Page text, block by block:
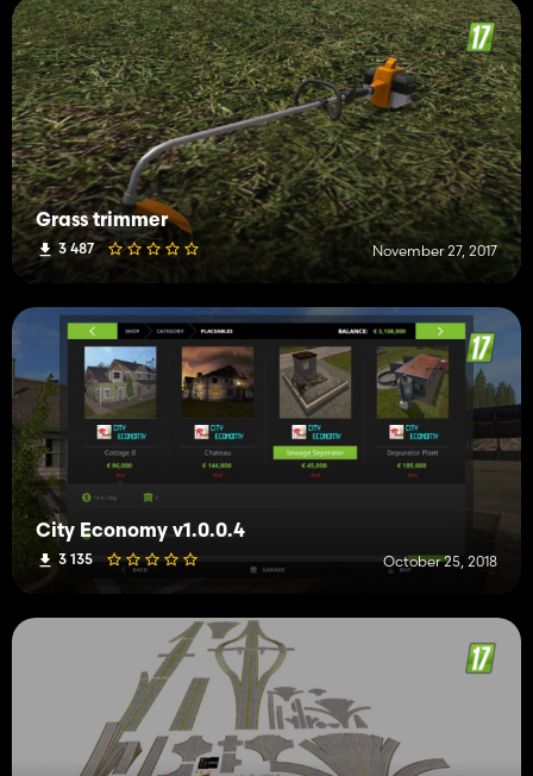
Grass trimmer
3 487 November 27, 2017
City Economy v1.0.0.4
3 135 October 25, 2018